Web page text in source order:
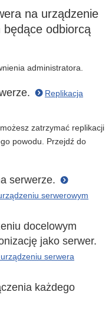
na urządzenie
odbiorcą
administratora.
Replikacja
zatrzymać replikacji
powodu. Przejdź do
serwerze.
serwerowym
docelowym
jako serwer.
serwera
każdego